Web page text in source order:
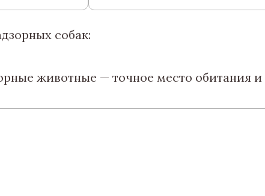
собак:
животные — точное место обитания и